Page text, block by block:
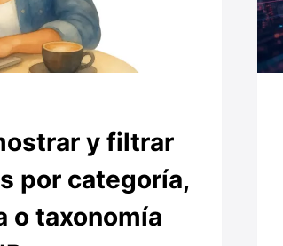
y filtrar
por categoría,
o taxonomía